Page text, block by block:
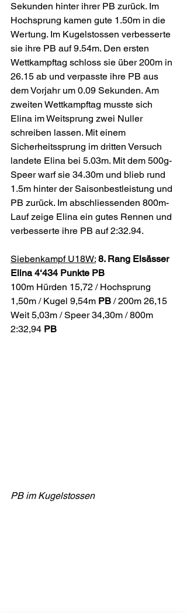
Sekunden hinter ihrer PB zurück. Im
Hochsprung kamen gute 1.50m in die
Wertung. Im Kugelstossen verbesserte
sie ihre PB auf 9.54m. Den ersten
Wettkampftag schloss sie über 200m in
26.15 ab und verpasste ihre PB aus
dem Vorjahr um 0.09 Sekunden. Am
zweiten Wettkampftag musste sich
Elina im Weitsprung zwei Nuller
schreiben lassen. Mit einem
Sicherheitssprung im dritten Versuch
landete Elina bei 5.03m. Mit dem 500g-
Speer warf sie 34.30m und blieb rund
1.5m hinter der Saisonbestleistung und
PB zurück. Im abschliessenden 800m-
Lauf zeige Elina ein gutes Rennen und
verbesserte ihre PB auf 2:32.94.
Siebenkampf U18W: 8. Rang Elsässer
Elina 4‘434 Punkte PB
100m Hürden 15,72 / Hochsprung
1,50m / Kugel 9,54m PB / 200m 26,15
Weit 5,03m / Speer 34,30m / 800m
2:32,94 PB
PB im Kugelstossen